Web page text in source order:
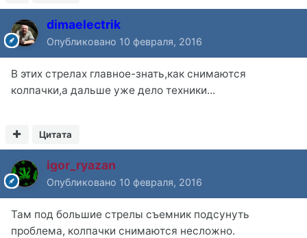
dimaelectrik
Опубликовано 10 февраля, 2016
В этих стрелах главное-знать,как снимаются
колпачки,а дальше уже дело техники...
Цитата
igor_ryazan
Опубликовано 10 февраля, 2016
Там под большие стрелы съемник подсунуть
проблема, колпачки снимаются несложно.